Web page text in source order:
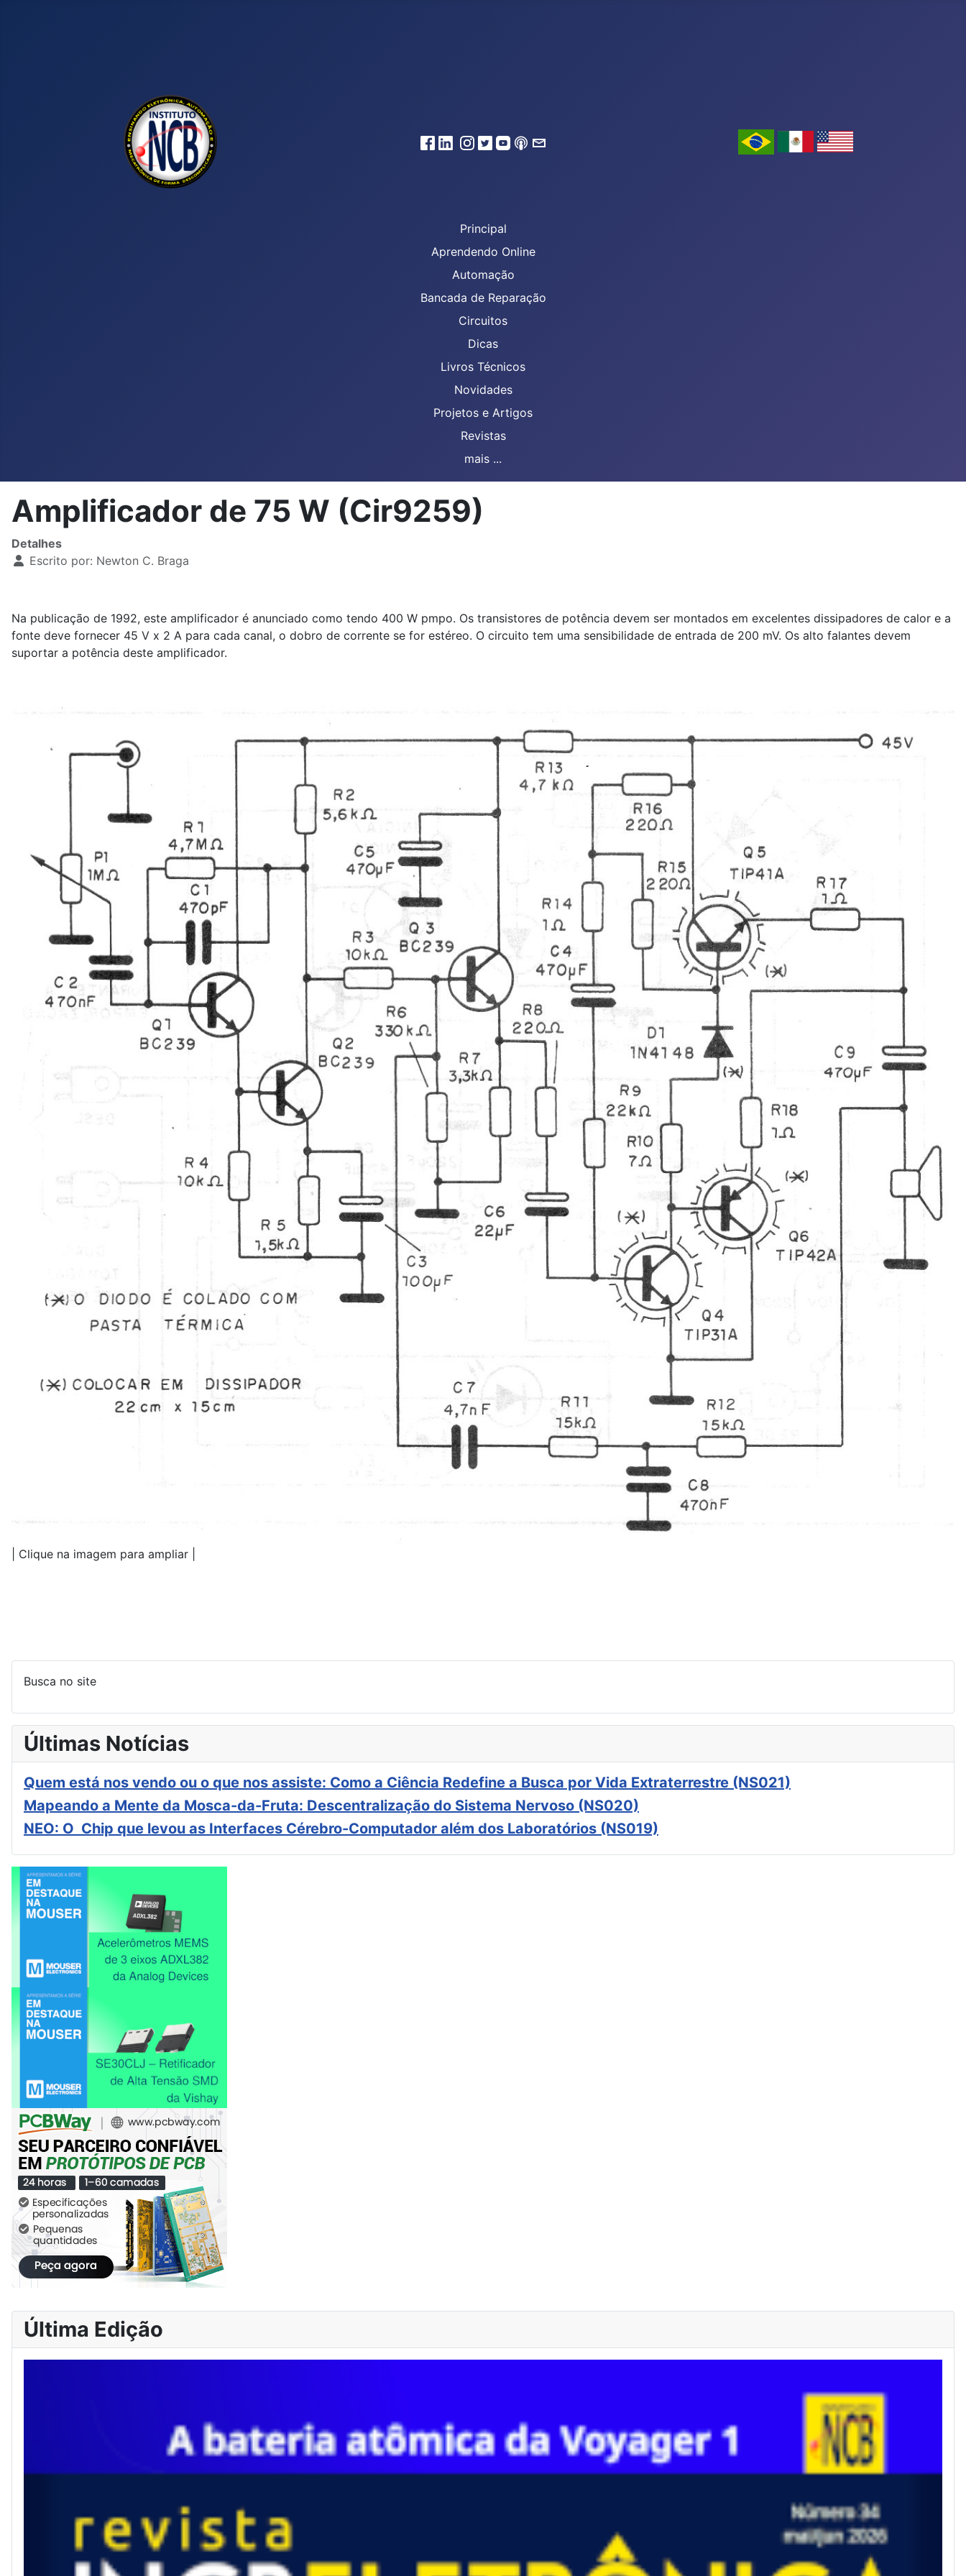
Principal
Aprendendo Online
Automação
Bancada de Reparação
Circuitos
Dicas
Livros Técnicos
Novidades
Projetos e Artigos
Revistas
mais ...
Amplificador de 75 W (Cir9259)
Detalhes
Escrito por: Newton C. Braga
Na publicação de 1992, este amplificador é anunciado como tendo 400 W pmpo. Os transistores de potência devem ser montados em excelentes dissipadores de calor e a
fonte deve fornecer 45 V x 2 A para cada canal, o dobro de corrente se for estéreo. O circuito tem uma sensibilidade de entrada de 200 mV. Os alto falantes devem
suportar a potência deste amplificador.
| Clique na imagem para ampliar |
Busca no site
Últimas Notícias
Quem está nos vendo ou o que nos assiste: Como a Ciência Redefine a Busca por Vida Extraterrestre (NS021)
Mapeando a Mente da Mosca-da-Fruta: Descentralização do Sistema Nervoso (NS020)
NEO: O Chip que levou as Interfaces Cérebro-Computador além dos Laboratórios (NS019)
Última Edição